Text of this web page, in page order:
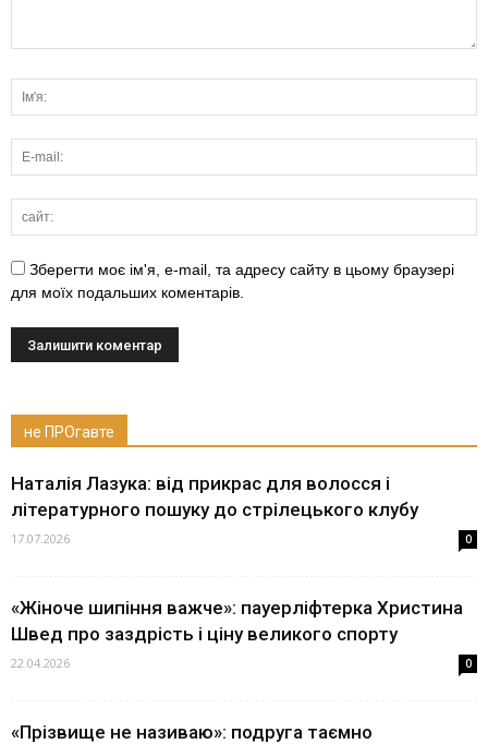
Зберегти моє ім'я, e-mail, та адресу сайту в цьому браузері
для моїх подальших коментарів.
не ПРОгавте
Наталія Лазука: від прикрас для волосся і
літературного пошуку до стрілецького клубу
17.07.2026 0
«Жіноче шипіння важче»: пауерліфтерка Христина
Швед про заздрість і ціну великого спорту
22.04.2026 0
«Прізвище не називаю»: подруга таємно